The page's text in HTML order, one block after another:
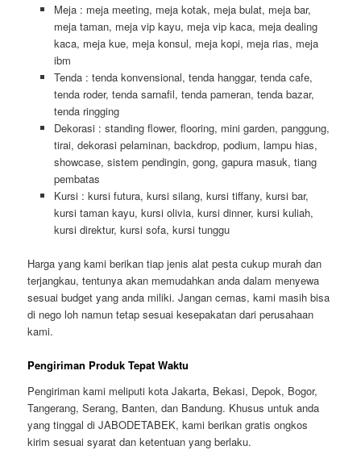
Meja : meja meeting, meja kotak, meja bulat, meja bar,
meja taman, meja vip kayu, meja vip kaca, meja dealing
kaca, meja kue, meja konsul, meja kopi, meja rias, meja
ibm
Tenda : tenda konvensional, tenda hanggar, tenda cafe,
tenda roder, tenda sarnafil, tenda pameran, tenda bazar,
tenda ringging
Dekorasi : standing flower, flooring, mini garden, panggung,
tirai, dekorasi pelaminan, backdrop, podium, lampu hias,
showcase, sistem pendingin, gong, gapura masuk, tiang
pembatas
Kursi : kursi futura, kursi silang, kursi tiffany, kursi bar,
kursi taman kayu, kursi olivia, kursi dinner, kursi kuliah,
kursi direktur, kursi sofa, kursi tunggu
Harga yang kami berikan tiap jenis alat pesta cukup murah dan
terjangkau, tentunya akan memudahkan anda dalam menyewa
sesuai budget yang anda miliki. Jangan cemas, kami masih bisa
di nego loh namun tetap sesuai kesepakatan dari perusahaan
kami.
Pengiriman Produk Tepat Waktu
Pengiriman kami meliputi kota Jakarta, Bekasi, Depok, Bogor,
Tangerang, Serang, Banten, dan Bandung. Khusus untuk anda
yang tinggal di JABODETABEK, kami berikan gratis ongkos
kirim sesuai syarat dan ketentuan yang berlaku.